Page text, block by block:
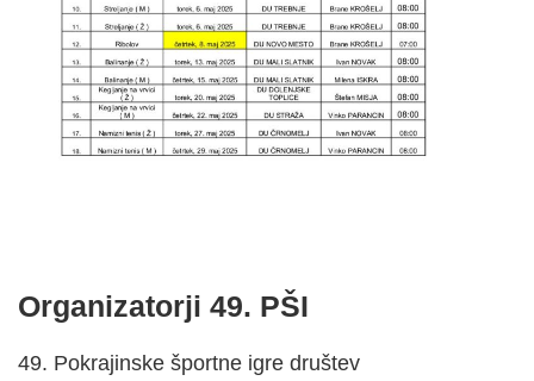
Organizatorji 49. PŠI
49. Pokrajinske športne igre društev